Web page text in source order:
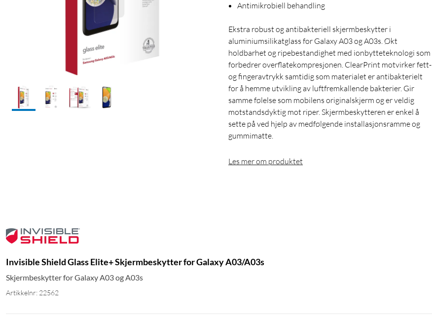
Antimikrobiell behandling
Ekstra robust og antibakteriell skjermbeskytter i
aluminiumsilikatglass for Galaxy A03 og A03s. Økt
holdbarhet og ripebestandighet med ionbytteteknologi som
forbedrer overflatekompresjonen. ClearPrint motvirker fett-
og fingeravtrykk samtidig som materialet er antibakterielt
for å hemme utvikling av luftfremkallende bakterier. Gir
samme følelse som mobilens originalskjerm og er veldig
motstandsdyktig mot riper. Skjermbeskytteren er enkel å
sette på ved hjelp av medfølgende installasjonsramme og
gummimatte.
Les mer om produktet
Invisible Shield Glass Elite+ Skjermbeskytter for Galaxy A03/A03s
Skjermbeskytter for Galaxy A03 og A03s
Artikkelnr: 22562